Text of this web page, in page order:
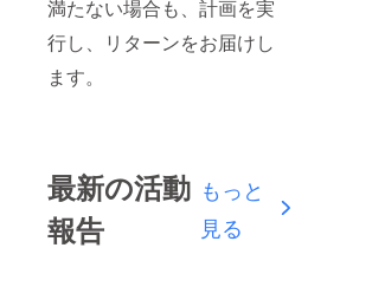
満たない場合も、計画を実
行し、リターンをお届けし
ます。
最新の活動
報告
もっと
見る